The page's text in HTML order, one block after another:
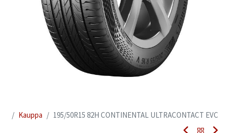
Kauppa 195/50R15 82H CONTINENTAL ULTRACONTACT EVC